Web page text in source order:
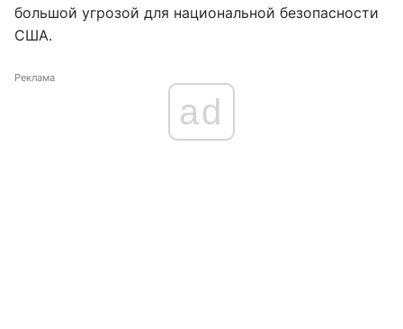
большой угрозой для национальной безопасности
США.
Реклама
ad